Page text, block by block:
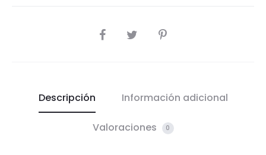
COMPARTIR
Descripción Información adicional
Valoraciones 0